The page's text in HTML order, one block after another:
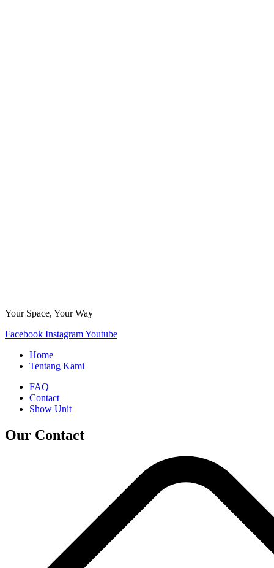
Your Space, Your Way
Facebook InstagramYoutube
Home
Tentang Kami
FAQ
Contact
Show Unit
Our Contact